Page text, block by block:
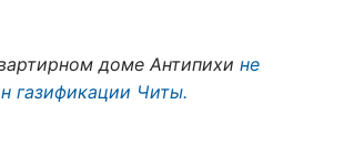
доме Антипихи не
газификации Читы.